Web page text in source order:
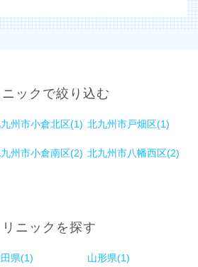
ックで絞り込む
州市小倉北区(1) 北九州市戸畑区(1)
州市小倉南区(2) 北九州市八幡西区(2)
ニックを探す
県(1) 山形県(1)